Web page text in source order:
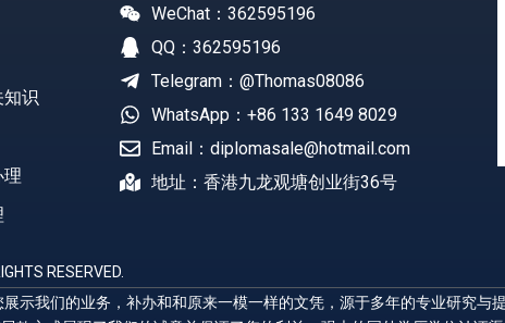
识
理
WeChat：362595196
QQ：362595196
Telegram：@Thomas08086
WhatsApp：+86 133 1649 8029
Email：diplomasale@hotmail.com
地址：香港九龙观塘创业街36号
RESERVED.
示我们的业务，补办和和原来一模一样的文凭，源于多年的专业研究与